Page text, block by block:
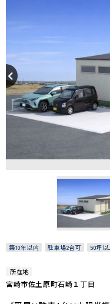
築10年以内 駐車場2台可 50坪以
所在地
宮崎市佐土原町石崎１丁目